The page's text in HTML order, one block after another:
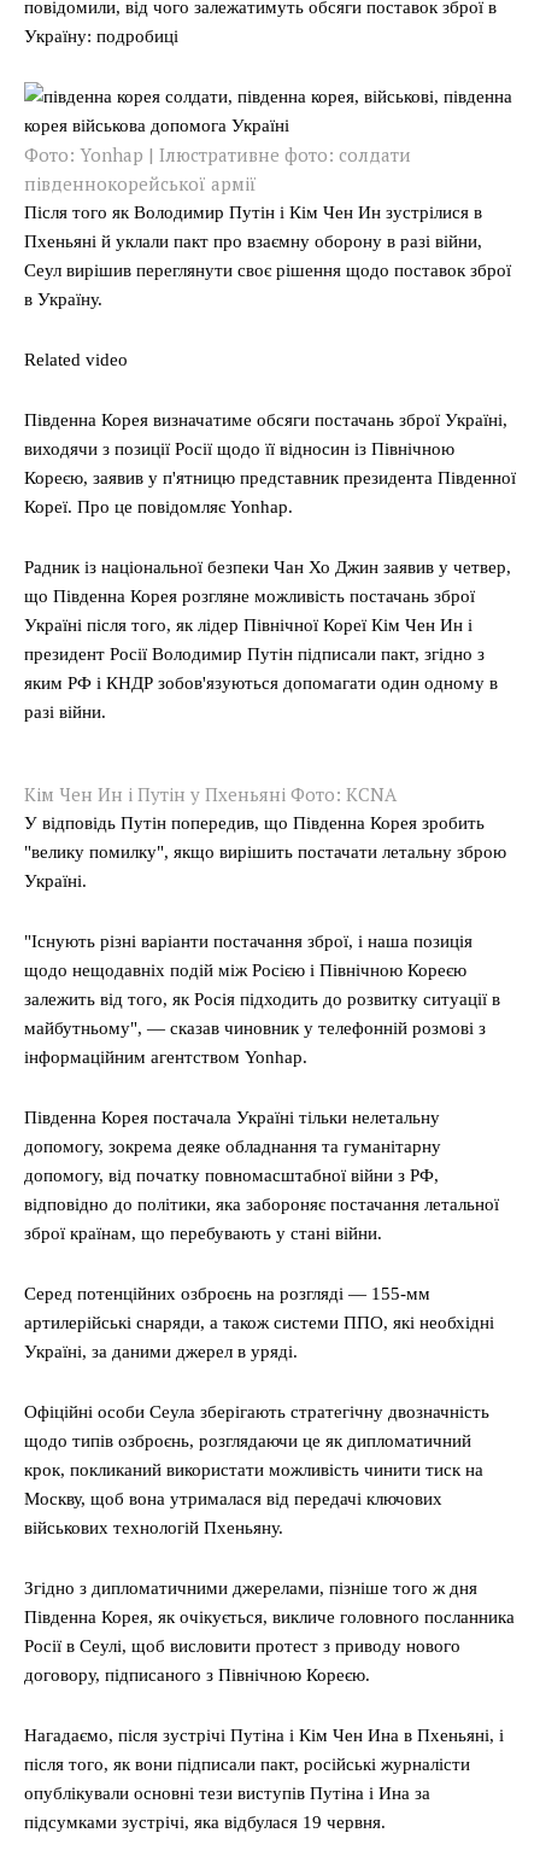
повідомили, від чого залежатимуть обсяги поставок зброї в
Україну: подробиці
Фото: Yonhap | Ілюстративне фото: солдати
південнокорейської армії
Після того як Володимир Путін і Кім Чен Ин зустрілися в
Пхеньяні й уклали пакт про взаємну оборону в разі війни,
Сеул вирішив переглянути своє рішення щодо поставок зброї
в Україну.
Related video
Південна Корея визначатиме обсяги постачань зброї Україні,
виходячи з позиції Росії щодо її відносин із Північною
Кореєю, заявив у п'ятницю представник президента Південної
Кореї. Про це повідомляє Yonhap.
Радник із національної безпеки Чан Хо Джин заявив у четвер,
що Південна Корея розгляне можливість постачань зброї
Україні після того, як лідер Північної Кореї Кім Чен Ин і
президент Росії Володимир Путін підписали пакт, згідно з
яким РФ і КНДР зобов'язуються допомагати один одному в
разі війни.
Кім Чен Ин і Путін у Пхеньяні Фото: KCNA
У відповідь Путін попередив, що Південна Корея зробить
"велику помилку", якщо вирішить постачати летальну зброю
Україні.
"Існують різні варіанти постачання зброї, і наша позиція
щодо нещодавніх подій між Росією і Північною Кореєю
залежить від того, як Росія підходить до розвитку ситуації в
майбутньому", — сказав чиновник у телефонній розмові з
інформаційним агентством Yonhap.
Південна Корея постачала Україні тільки нелетальну
допомогу, зокрема деяке обладнання та гуманітарну
допомогу, від початку повномасштабної війни з РФ,
відповідно до політики, яка забороняє постачання летальної
зброї країнам, що перебувають у стані війни.
Серед потенційних озброєнь на розгляді — 155-мм
артилерійські снаряди, а також системи ППО, які необхідні
Україні, за даними джерел в уряді.
Офіційні особи Сеула зберігають стратегічну двозначність
щодо типів озброєнь, розглядаючи це як дипломатичний
крок, покликаний використати можливість чинити тиск на
Москву, щоб вона утрималася від передачі ключових
військових технологій Пхеньяну.
Згідно з дипломатичними джерелами, пізніше того ж дня
Південна Корея, як очікується, викличе головного посланника
Росії в Сеулі, щоб висловити протест з приводу нового
договору, підписаного з Північною Кореєю.
Нагадаємо, після зустрічі Путіна і Кім Чен Ина в Пхеньяні, і
після того, як вони підписали пакт, російські журналісти
опублікували основні тези виступів Путіна і Ина за
підсумками зустрічі, яка відбулася 19 червня.